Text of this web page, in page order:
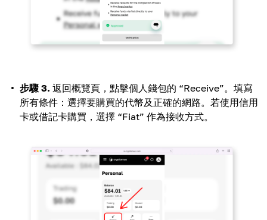
步驟 3. 返回概覽頁，點擊個人錢包的 “Receive”。填寫
所有條件：選擇要購買的代幣及正確的網路。若使用信用
卡或借記卡購買，選擇 “Fiat” 作為接收方式。